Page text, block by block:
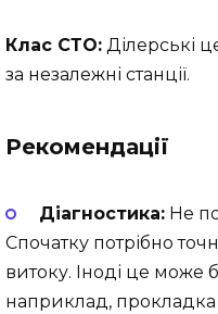
Клас СТО: Ділерські
за незалежні станції.
Рекомендації
Діагностика:Не
Спочатку потрібно
витоку. Іноді це може
наприклад,